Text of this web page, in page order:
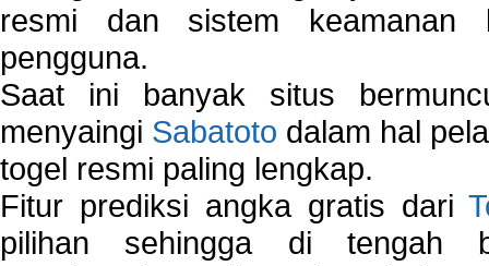
resmi dan sistem keamanan
pengguna.
Saat ini banyak situs
menyaingi Sabatoto dalam hal
togel resmi paling lengkap.
Fitur prediksi angka gratis dari
pilihan sehingga di tengah